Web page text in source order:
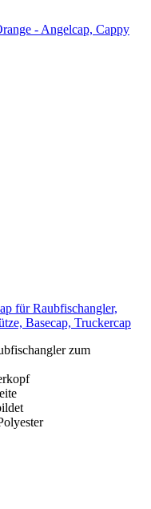
- Angelcap, Cappy
für Raubfischangler,
Basecap, Truckercap
zum